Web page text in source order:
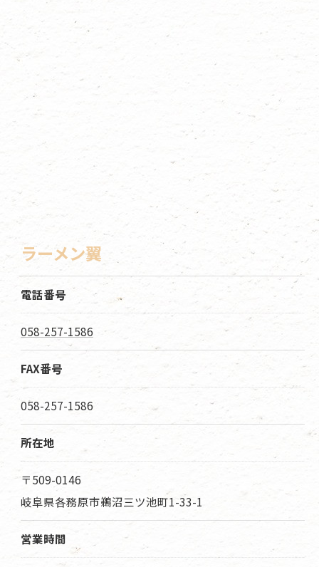
ラーメン翼
電話番号
058-257-1586
FAX番号
058-257-1586
所在地
〒509-0146
岐阜県各務原市鵜沼三ツ池町1-33-1
営業時間